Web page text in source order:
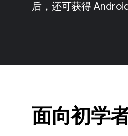
后，还可获得
面向初学